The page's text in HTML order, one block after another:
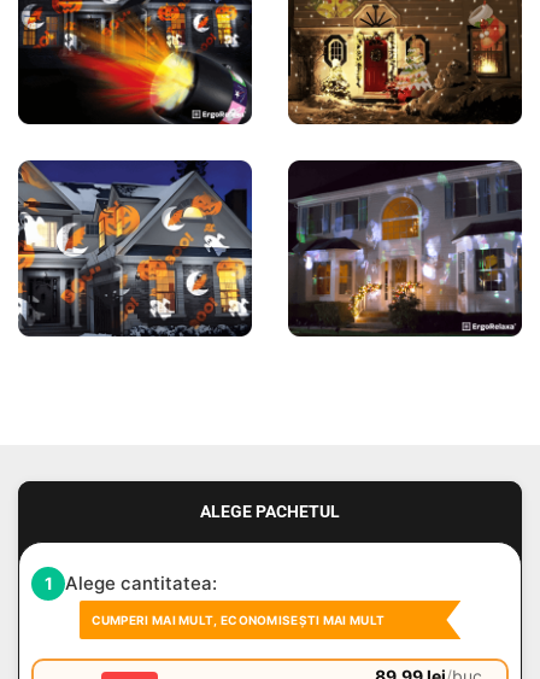
ALEGE PACHETUL
1 Alege cantitatea:
CUMPERI MAI MULT, ECONOMISEȘTI MAI MULT